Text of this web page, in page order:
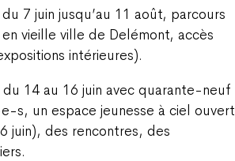
du 7 juin jusqu’au 11 août, parcours
vieille ville de Delémont, accès
intérieures).
du 14 au 16 juin avec quarante-neuf
s, un espace jeunesse à ciel ouvert
juin), des rencontres, des